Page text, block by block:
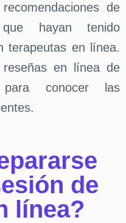
de
hayan tenido
terapeutas en línea.
reseñas en línea de
conocer las
de
línea?